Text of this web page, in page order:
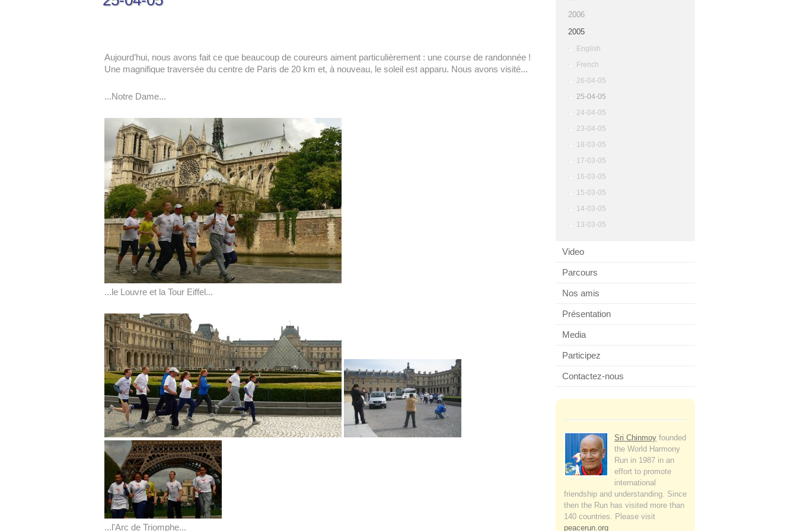
2006
2005
English
French
26-04-05
25-04-05
24-04-05
23-04-05
18-03-05
17-03-05
16-03-05
15-03-05
14-03-05
13-03-05
Video
Parcours
Nos amis
Présentation
Media
Participez
Contactez-nous
Sri Chinmoy founded
the World Harmony
Run in 1987 in an
effort to promote
international
friendship and understanding. Since
then the Run has visited more than
140 countries. Please visit
peacerun.org
Aujourd’hui, nous avons fait ce que beaucoup de coureurs aiment particulièrement : une course de randonnée !
Une magnifique traversée du centre de Paris de 20 km et, à nouveau, le soleil est apparu. Nous avons visité...
...Notre Dame...
...le Louvre et la Tour Eiffel...
...l'Arc de Triomphe...